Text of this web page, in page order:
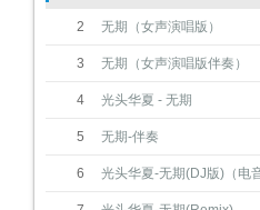
2 无期（女声演唱版）
3 无期（女声演唱版伴奏）
4 光头华夏 - 无期
5 无期-伴奏
6 光头华夏-无期(DJ版)（电